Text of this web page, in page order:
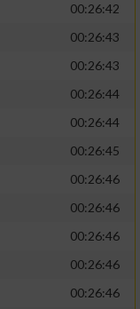
00:26:42
00:26:43
00:26:43
00:26:44
00:26:44
00:26:45
00:26:46
00:26:46
00:26:46
00:26:46
00:26:46